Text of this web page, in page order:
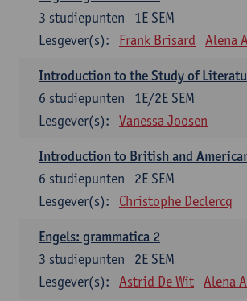
1E SEM
3 studiepunten
Lesgever(s):
Frank Brisard Alena
Introduction to the Study of
1E/2E SEM
6 studiepunten
Lesgever(s):
Vanessa Joosen
Introduction to British and
2E SEM
6 studiepunten
Lesgever(s):
Christophe Declercq
Engels: grammatica 2
2E SEM
3 studiepunten
Lesgever(s):
Astrid De Wit Alena